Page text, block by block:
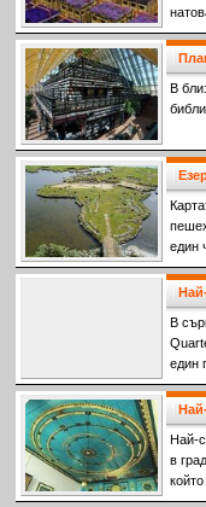
В
един
го
В
един
Най-
в